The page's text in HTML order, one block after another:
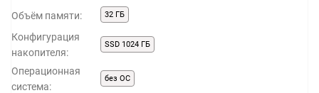
Объём памяти: 32 ГБ
Конфигурация
накопителя:
SSD 1024 ГБ
Операционная
система:
без ОС